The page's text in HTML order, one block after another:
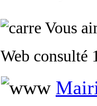
Vous
Web consulté